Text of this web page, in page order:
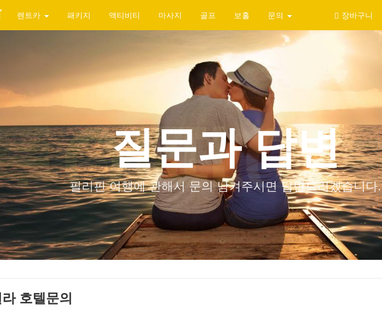
렌트카 패키지 액티비티 마사지 골프 보홀 문의 장바구니
질문과 답변
필리핀 여행에 관해서 문의 남겨주시면 답변드리겠습니다.
호텔문의